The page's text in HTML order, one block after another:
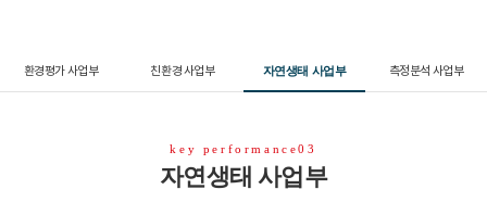
환경평가 사업부 친환경 사업부 자연생태 사업부 측정분석 사업부
key performance03
자연생태 사업부